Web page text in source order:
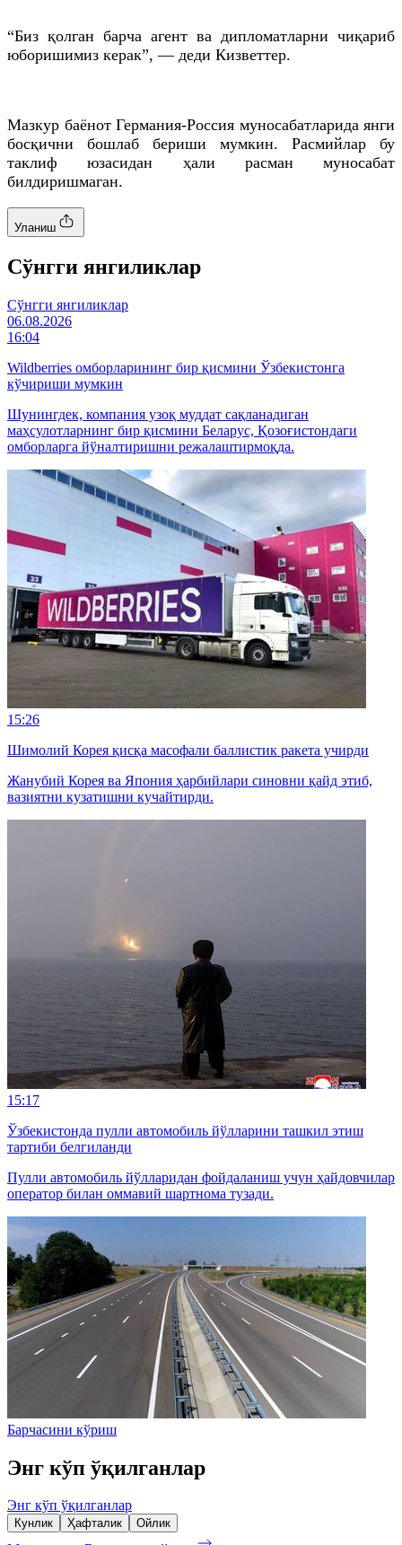
“Биз қолган барча агент ва дипломатларни чиқариб
юборишимиз керак”, — деди Кизветтер.
Мазкур баёнот Германия-Россия муносабатларида янги
босқични бошлаб бериши мумкин. Расмийлар бу
таклиф юзасидан ҳали расман муносабат
билдиришмаган.
Уланиш
Cўнгги янгиликлар
Cўнгги янгиликлар
06.08.2026
16:04
Wildberries омборларининг бир қисмини Ўзбекистонга
кўчириши мумкин
Шунингдек, компания узоқ муддат сақланадиган
маҳсулотларнинг бир қисмини Беларус, Қозоғистондаги
омборларга йўналтиришни режалаштирмоқда.
15:26
Шимолий Корея қисқа масофали баллистик ракета учирди
Жанубий Корея ва Япония ҳарбийлари синовни қайд этиб,
вазиятни кузатишни кучайтирди.
15:17
Ўзбекистонда пулли автомобиль йўлларини ташкил этиш
тартиби белгиланди
Пулли автомобиль йўлларидан фойдаланиш учун ҳайдовчилар
оператор билан оммавий шартнома тузади.
Барчасини кўриш
Энг кўп ўқилганлар
Энг кўп ўқилганлар
Кунлик Ҳафталик Ойлик